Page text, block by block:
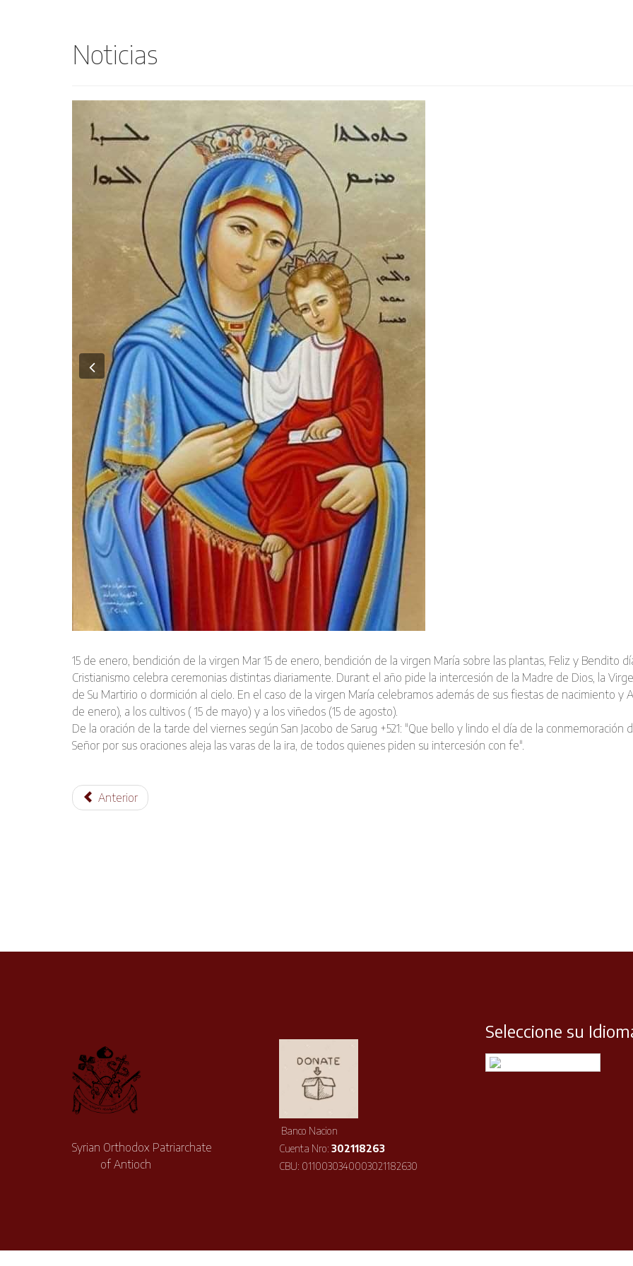
Noticias
Previous
15 de enero, bendición de la virgen Mar 15 de enero, bendición de la virgen Marí­a sobre las plantas, Feliz y Bendito
Cristianismo celebra ceremonias distintas diariamente. Durant el año pide la intercesión de la Madre de Dios, la
de Su Martirio o dormición al cielo. En el caso de la virgen Marí­a celebramos además de sus fiestas de nacimiento y
de enero), a los cultivos ( 15 de mayo) y a los viñedos (15 de agosto).
De la oración de la tarde del viernes según San Jacobo de Sarug +521: "Que bello y lindo el dí­a de la
Señor por sus oraciones aleja las varas de la ira, de todos quienes piden su intercesión con fe".
Anterior
Syrian Orthodox Patriarchate
of Antioch
Banco Nacion
Cuenta Nro: 302118263
CBU: 0110030340003021182630
Seleccione su